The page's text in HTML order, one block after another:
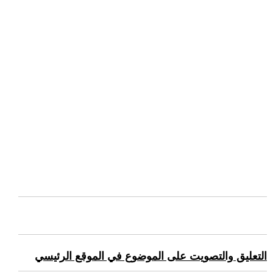
التعليق والتصويت على الموضوع في الموقع الرئيسي